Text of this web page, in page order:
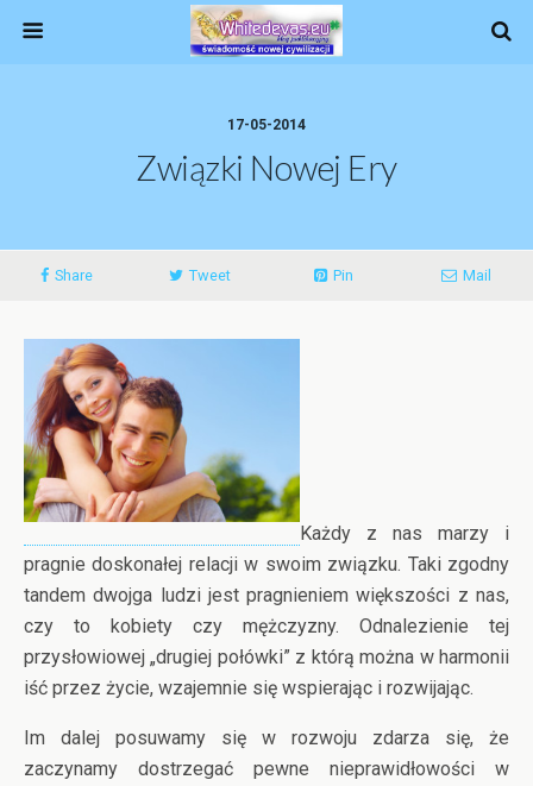
17-05-2014
Związki Nowej Ery
Share Tweet Pin Mail
Każdy z nas marzy i
pragnie doskonałej relacji w swoim związku. Taki zgodny
tandem dwojga ludzi jest pragnieniem większości z nas,
czy to kobiety czy mężczyzny. Odnalezienie tej
przysłowiowej „drugiej połówki” z którą można w harmonii
iść przez życie, wzajemnie się wspierając i rozwijając.
Im dalej posuwamy się w rozwoju zdarza się, że
zaczynamy dostrzegać pewne nieprawidłowości w